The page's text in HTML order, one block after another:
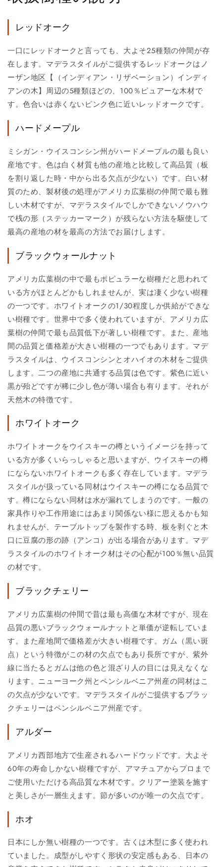
レッドオーク
一口にレッドオークと言っても、大よそ25種類の仲間が存
在します。マデラスタイルがご提供するレッドオークはノ
ーザン地区【（インディアン・リザベーション）インディ
アンの木】周辺の5種類ほどの、100％ピュアーな木材で
す。色合いは赤くないピンク色に近いレッドオークです。
ハードメープル
ミシガン・ウイスコンシン州がハードメープルの最も良い
産地です。色は白く材質も他の産地と比較して高品質（板
を割り返した時・中から出る欠点が少ない）です。白い材
質のため、製材後の処理がアメリカ広葉樹の仲間で最も難
しい木材ですが、マデラスタイルでしかできないノウハウ
で桟の形（ステッカーマーク）が残らない方法を駆使して
最高の産地の材を最高の方法でお届けします。
ブラックウォールナット
アメリカ広葉樹の中で最もポピュラーな樹種だと思われて
いる方がほとんどかもしれませんが、実は凄く少ない樹種
の一つです。ホワイトオークの1/30程度しか供給ができな
い樹種です。世界中で多く使われていますが、アメリカ広
葉樹の仲間で最も品質低下が著しい樹種です。また、産地
間の品質と価格差が大きい樹種の一つでもあります。マデ
ラスタイルは、ウイスコンシンとオハイオの木材をご提供
します。二つの産地に共通する品質は色です。紫色に近い
黒が殆どですが稀に少し色が薄い場合も有ります。それが
天然木の特徴です。
ホワイトオーク
ホワイトオークをウイスキーの樽というイメージを持って
いる方が多くいらっしゃると思いますが、ウイスキーの樽
にならないホワイトオークも多く存在しています。マデラ
スタイルが扱っている同材はウイスキーの樽になる品質で
す。樽にならない同材は水が漏れてしまうのです。一般の
家具作りや工作用途にはあまり関係ない様に思えるかも知
れませんが、テーブルトップを製作する時、板を剥ぐと木
口に豆腐の形の跡（アンコ）が出る場合があります。マデ
ラスタイルのホワイトオーク材はその心配が100％無い品質
の材です。
ブラックチェリー
アメリカ広葉樹の仲間で昔は最も高価な木材ですが、現在
品質の悪いブラックウォールナットと単価が逆転していま
す。また産地間で価格差が大きい樹種です。ガム（黒い斑
点）という特徴がこの材の欠点でもあり長所ですが、紫外
線に当たるとガムは他の色と混ざり人の目には見えなくな
ります。ニューヨーク州とペンシルベニア州産の同材はこ
の欠点が少ないです。マデラスタイルがご提供するブラッ
クチェリーはペンシルベニア州産です。
アルダー
アメリカ西部地方で生産されるハードウッドです。大よそ
60年の寿命しかない樹種ですが、アマチュアからプロまで
ご使用いただける高品質な木材です。クリアー塗装を施す
と美しさが一層生えます。節が多いのが唯一の欠点です。
ホオ
日本にしか無い樹種の一つです。古くは木型に多く使われ
ていました。成型がしやすく形状の安定感もある、日本の